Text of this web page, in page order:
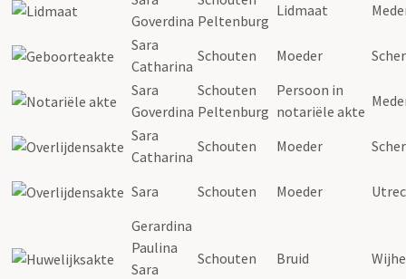
Goverdina Peltenburg
Lidmaat
Sara
Catharina
Schouten Moeder
Sara
Goverdina
Schouten
Peltenburg
Persoon in
notariële akte
Sara
Catharina
Schouten Moeder
Sara Schouten Moeder
Gerardina
Paulina
Sara
Schouten Bruid Wijhe